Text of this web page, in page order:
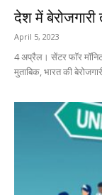
देश में
April 5, 2023
4 अप्रैल। सेंटर फॉर
मुताबिक, भारत की